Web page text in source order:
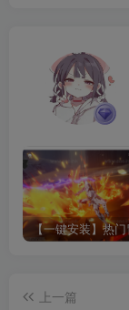
上一篇